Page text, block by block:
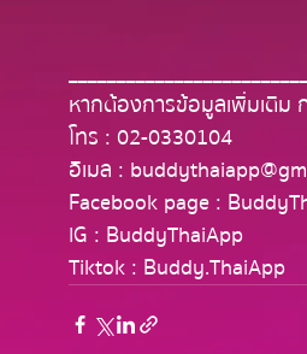
หากต้องการข้อมูลเพิ่มเติ
โทร : 02-0330104
อีเมล :
Facebook page :
IG : BuddyThaiApp
Tiktok : Buddy.ThaiApp